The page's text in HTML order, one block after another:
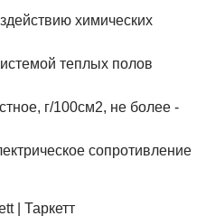
химических
теплых полов
г/100см2, не более -
cопротивление
| Таркетт